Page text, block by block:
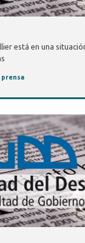
está en una
prensa